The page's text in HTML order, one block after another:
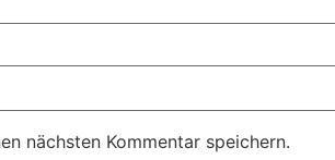
nächsten Kommentar speichern.